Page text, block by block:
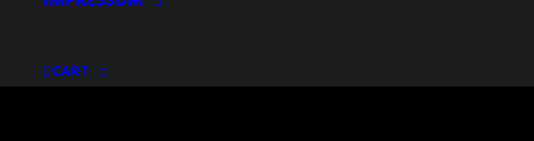
CART